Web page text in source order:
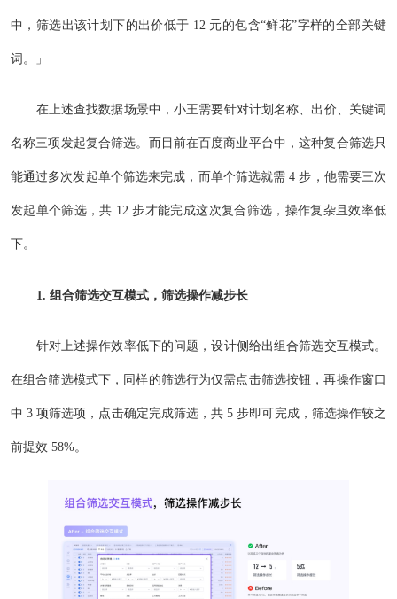
中，筛选出该计划下的出价低于 12 元的包含“鲜花”字样的全部关键
词。」
在上述查找数据场景中，小王需要针对计划名称、出价、关键词
名称三项发起复合筛选。而目前在百度商业平台中，这种复合筛选只
能通过多次发起单个筛选来完成，而单个筛选就需 4 步，他需要三次
发起单个筛选，共 12 步才能完成这次复合筛选，操作复杂且效率低
下。
1. 组合筛选交互模式，筛选操作减步长
针对上述操作效率低下的问题，设计侧给出组合筛选交互模式。
在组合筛选模式下，同样的筛选行为仅需点击筛选按钮，再操作窗口
中 3 项筛选项，点击确定完成筛选，共 5 步即可完成，筛选操作较之
前提效 58%。